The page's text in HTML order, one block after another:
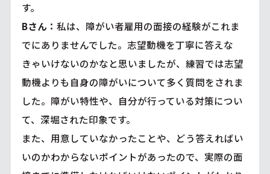
す。
Bさん： 私は、障がい者雇用の面接の経験がこれま
でにありませんでした。志望動機を丁寧に答えな
きゃいけないのかなと思いましたが、練習では志望
動機よりも自身の障がいについて多く質問をされま
した。障がい特性や、自分が行っている対策につい
て、深堀された印象です。
また、用意していなかったことや、どう答えればい
いのかわからないポイントがあったので、実際の面